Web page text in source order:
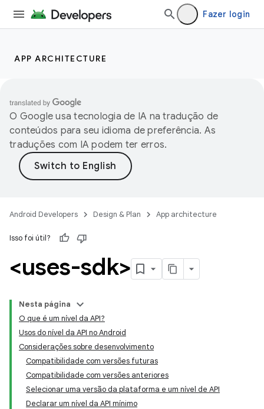
Fazer login
APP ARCHITECTURE
O Google usa tecnologia de IA na tradução de
conteúdos para seu idioma de preferência. As
traduções com IA podem ter erros.
Android Developers Design & Plan App architecture
Isso foi útil?
<uses-sdk>
Nesta página
O que é um nível da API?
Usos do nível da API no Android
Considerações sobre desenvolvimento
Compatibilidade com versões futuras
Compatibilidade com versões anteriores
Selecionar uma versão da plataforma e um nível de API
Declarar um nível da API mínimo